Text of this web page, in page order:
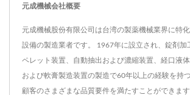
元成機械会社概要
元成機械股份有限公司は台湾の製薬機械業界に特
設備の製造業者です。 1967年に設立され、錠剤加
ペレット装置、自動抽出および濃縮装置、経口液体
および軟膏製造装置の製造で60年以上の経験を持
顧客のさまざまな品質要件を満たすことができます